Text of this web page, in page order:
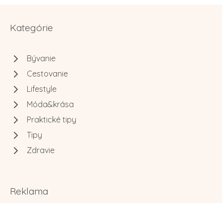
Kategórie
Bývanie
Cestovanie
Lifestyle
Móda&krása
Praktické tipy
Tipy
Zdravie
Reklama